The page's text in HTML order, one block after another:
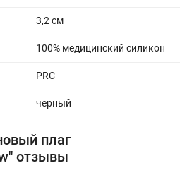
3,2 см
100% медицинский силикон
PRC
черный
плаг
отзывы